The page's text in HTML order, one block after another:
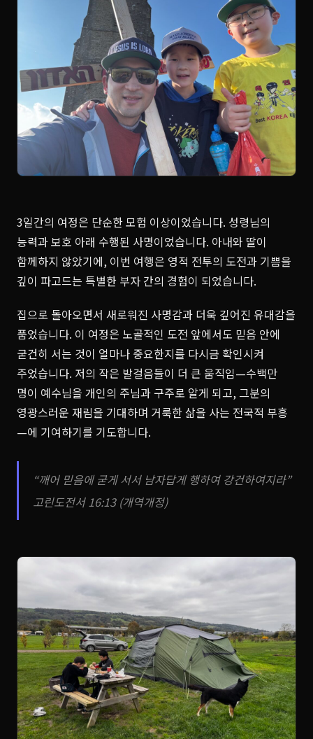
3일간의 여정은 단순한 모험 이상이었습니다. 성령님의
능력과 보호 아래 수행된 사명이었습니다. 아내와 딸이
함께하지 않았기에, 이번 여행은 영적 전투의 도전과 기쁨을
깊이 파고드는 특별한 부자 간의 경험이 되었습니다.
집으로 돌아오면서 새로워진 사명감과 더욱 깊어진 유대감을
품었습니다. 이 여정은 노골적인 도전 앞에서도 믿음 안에
굳건히 서는 것이 얼마나 중요한지를 다시금 확인시켜
주었습니다. 저의 작은 발걸음들이 더 큰 움직임—수백만
명이 예수님을 개인의 주님과 구주로 알게 되고, 그분의
영광스러운 재림을 기대하며 거룩한 삶을 사는 전국적 부흥
—에 기여하기를 기도합니다.
“깨어 믿음에 굳게 서서 남자답게 행하여 강건하여지라”
고린도전서 16:13 (개역개정)